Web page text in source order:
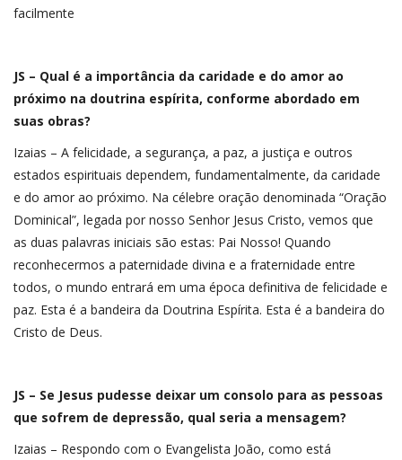
facilmente
JS – Qual é a importância da caridade e do amor ao
próximo na doutrina espírita, conforme abordado em
suas obras?
Izaias – A felicidade, a segurança, a paz, a justiça e outros
estados espirituais dependem, fundamentalmente, da caridade
e do amor ao próximo. Na célebre oração denominada “Oração
Dominical”, legada por nosso Senhor Jesus Cristo, vemos que
as duas palavras iniciais são estas: Pai Nosso! Quando
reconhecermos a paternidade divina e a fraternidade entre
todos, o mundo entrará em uma época definitiva de felicidade e
paz. Esta é a bandeira da Doutrina Espírita. Esta é a bandeira do
Cristo de Deus.
JS – Se Jesus pudesse deixar um consolo para as pessoas
que sofrem de depressão, qual seria a mensagem?
Izaias – Respondo com o Evangelista João, como está